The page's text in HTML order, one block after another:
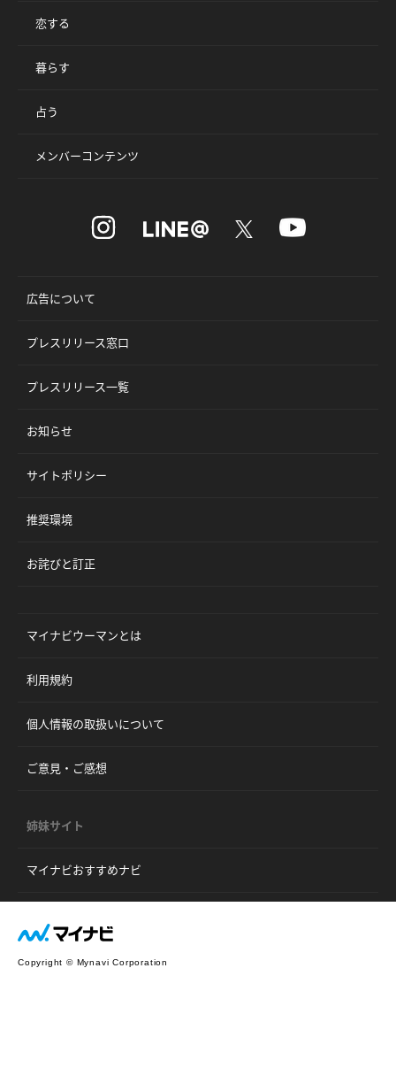
恋する
暮らす
占う
メンバーコンテンツ
広告について
プレスリリース窓口
プレスリリース一覧
お知らせ
サイトポリシー
推奨環境
お詫びと訂正
マイナビウーマンとは
利用規約
個人情報の取扱いについて
ご意見・ご感想
姉妹サイト
マイナビおすすめナビ
Copyright © Mynavi Corporation